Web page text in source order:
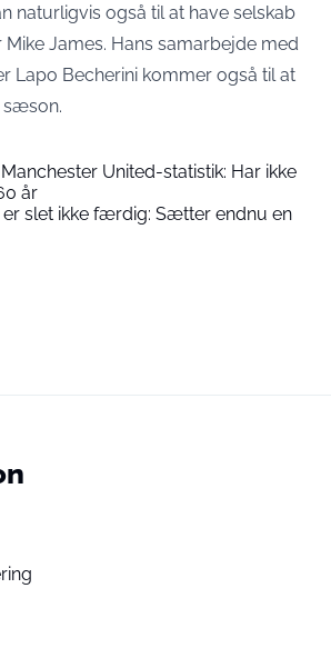
naturligvis også til at have selskab
Mike James. Hans samarbejde med
Lapo Becherini kommer også til at
United-statistik: Har ikke
år
er slet ikke færdig: Sætter endnu en